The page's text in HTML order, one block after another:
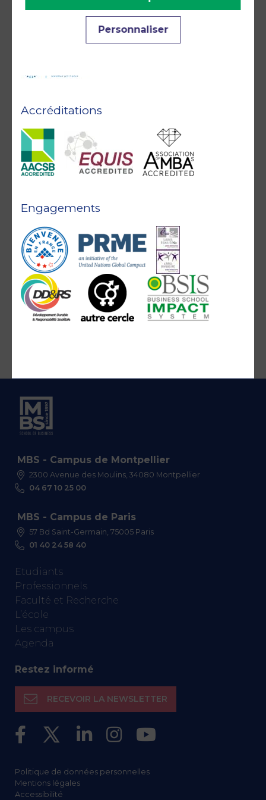
Accréditations
Engagements
MBS - Campus de Montpellier
2300 Avenue des Moulins, 34080 Montpellier
04 67 10 25 00
MBS - Campus de Paris
57 Bd Saint-Germain, 75005 Paris
01 40 24 58 40
Etudiants
Professionnels
Faculté et Recherche
L’école
Les campus
Agenda
Restez informé
RECEVOIR LA NEWSLETTER
Politique de données personnelles
Mentions légales
Accessibilité
Personnaliser